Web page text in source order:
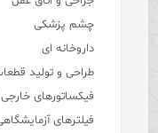
چشم پزشکی
داروخانه ای
طراحی و تولید
فیکساتورهای
فیلترهای